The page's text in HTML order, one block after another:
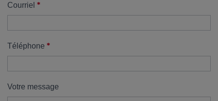
UNE
DÉCISION
!
de
démarrage
:
Courriel *
Téléphone *
Votre message